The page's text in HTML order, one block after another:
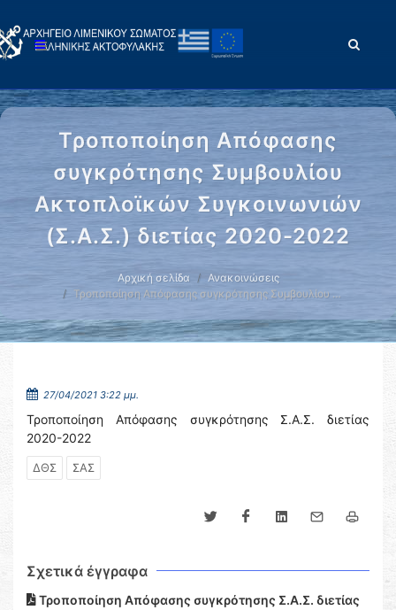
Τροποποίηση Απόφασης
συγκρότησης Συμβουλίου
Ακτοπλοϊκών Συγκοινωνιών
(Σ.Α.Σ.) διετίας 2020-2022
Αρχική σελίδα
Ανακοινώσεις
Τροποποίηση Απόφασης συγκρότησης Συμβουλίου …
27/04/2021 3:22 μμ.
Τροποποίηση Απόφασης συγκρότησης Σ.Α.Σ. διετίας
2020-2022
ΔΘΣ ΣΑΣ
Σχετικά έγγραφα
Τροποποίηση Απόφασης συγκρότησης Σ.Α.Σ. διετίας